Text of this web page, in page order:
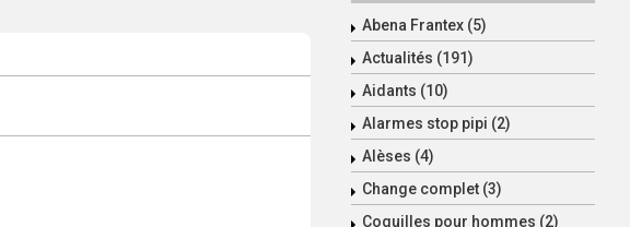
Abena Frantex (5)
Actualités (191)
Aidants (10)
Alarmes stop pipi (2)
Alèses (4)
Change complet (3)
Coquilles pour hommes (2)